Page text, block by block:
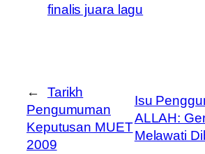
finalis juara lagu
←
Tarikh
Pengumuman
Keputusan MUET
2009
Isu
ALLAH:
Melawati